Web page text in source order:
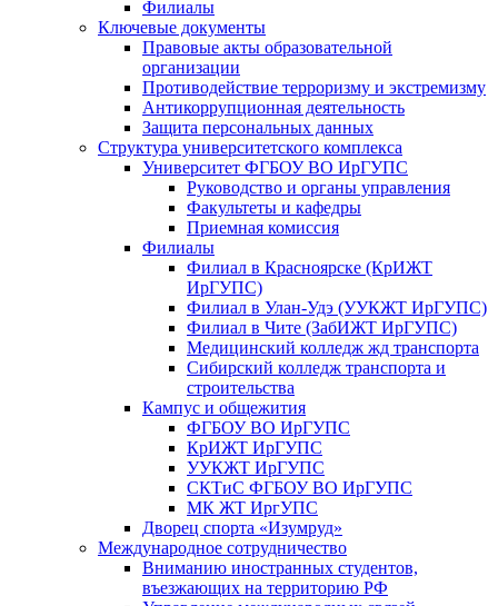
Филиалы
Ключевые документы
Правовые акты образовательной
организации
Противодействие терроризму и экстремизму
Антикоррупционная деятельность
Защита персональных данных
Структура университетского комплекса
Университет ФГБОУ ВО ИрГУПС
Руководство и органы управления
Факультеты и кафедры
Приемная комиссия
Филиалы
Филиал в Красноярске (КрИЖТ
ИрГУПС)
Филиал в Улан-Удэ (УУКЖТ ИрГУПС)
Филиал в Чите (ЗабИЖТ ИрГУПС)
Медицинский колледж жд транспорта
Сибирский колледж транспорта и
строительства
Кампус и общежития
ФГБОУ ВО ИрГУПС
КрИЖТ ИрГУПС
УУКЖТ ИрГУПС
СКТиС ФГБОУ ВО ИрГУПС
МК ЖТ ИргУПС
Дворец спорта «Изумруд»
Международное сотрудничество
Вниманию иностранных студентов,
въезжающих на территорию РФ